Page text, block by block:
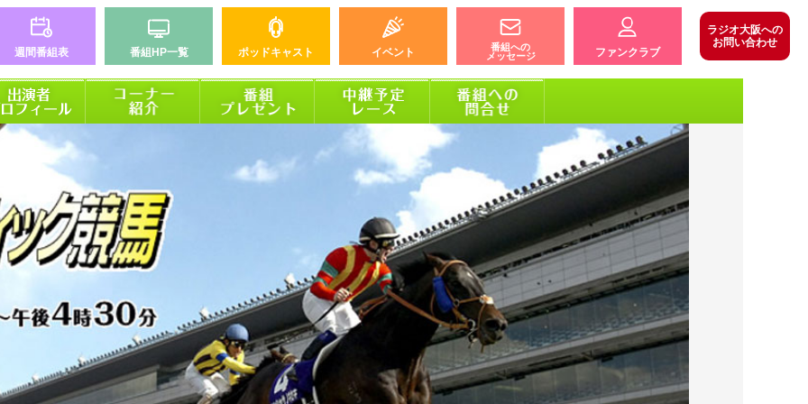
週間番組表 番組HP一覧 ポッドキャスト イベント
番組への
メッセージ
ファンクラブ
ラジオ大阪への
お問い合わせ